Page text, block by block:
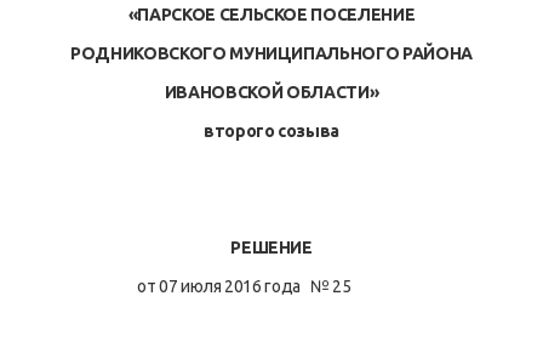
«ПАРСКОЕ СЕЛЬСКОЕ ПОСЕЛЕНИЕ
РОДНИКОВСКОГО МУНИЦИПАЛЬНОГО РАЙОНА
ИВАНОВСКОЙ ОБЛАСТИ»
второго созыва
РЕШЕНИЕ
от 07 июля 2016 года № 25